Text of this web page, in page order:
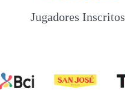
Jugadores Inscritos